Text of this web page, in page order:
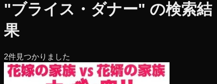
"ブライス・ダナー" の検索結
果
2件見つかりました